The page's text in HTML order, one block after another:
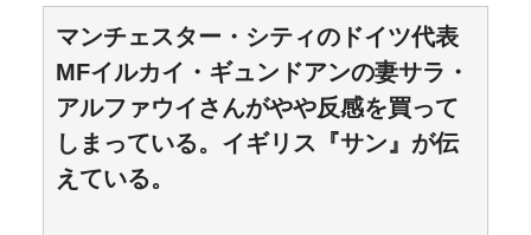
マンチェスター・シティのドイツ代表
MFイルカイ・ギュンドアンの妻サラ・
アルファウイさんがやや反感を買って
しまっている。イギリス『サン』が伝
えている。